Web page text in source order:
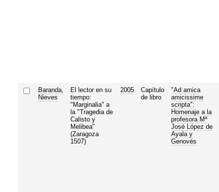
Baranda,
Nieves
El lector en su
tiempo:
"Marginalia" a
la "Tragedia de
Calisto y
Melibea"
(Zaragoza
1507)
2005
Capítulo
de libro
"Ad amica
amicissime
scripta":
Homenaje a la
profesora Mª
José López de
Ayala y
Genovés